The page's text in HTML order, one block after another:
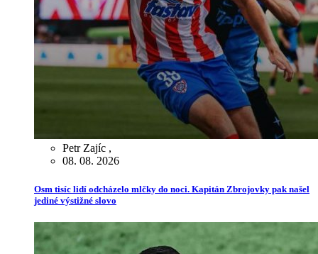
Petr Zajíc ,
08. 08. 2026
Osm tisíc lidí odcházelo mlčky do noci. Kapitán Zbrojovky pak našel
jediné výstižné slovo